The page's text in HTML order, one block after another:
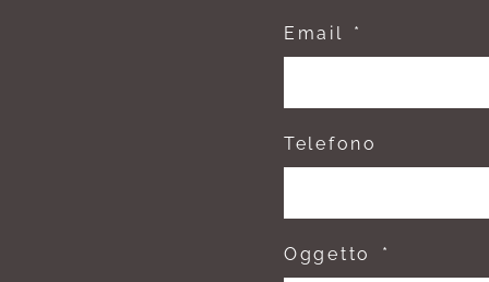
Email
Telefono
Oggetto